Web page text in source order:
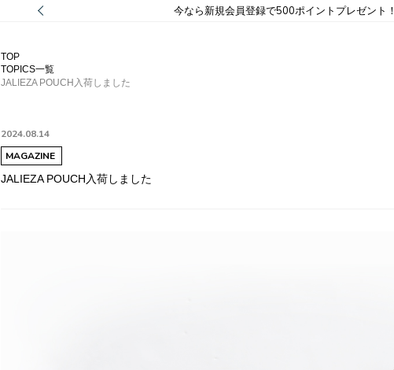
今なら新規会員登録で500ポイントプレゼント！
TOP
TOPICS一覧
JALIEZA POUCH入荷しました
2024.08.14
MAGAZINE
JALIEZA POUCH入荷しました